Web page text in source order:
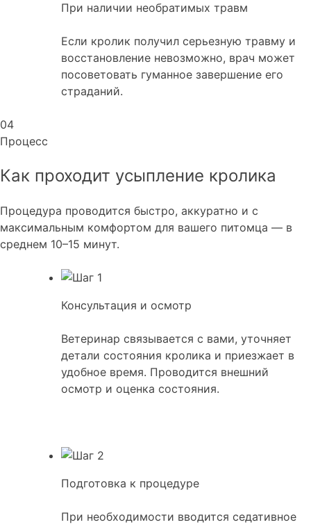
При наличии необратимых травм
Если кролик получил серьезную травму и
восстановление невозможно, врач может
посоветовать гуманное завершение его
страданий.
04
Процесс
Как проходит усыпление кролика
Процедура проводится быстро, аккуратно и с
максимальным комфортом для вашего питомца — в
среднем 10–15 минут.
Консультация и осмотр
Ветеринар связывается с вами, уточняет
детали состояния кролика и приезжает в
удобное время. Проводится внешний
осмотр и оценка состояния.
Подготовка к процедуре
При необходимости вводится седативное